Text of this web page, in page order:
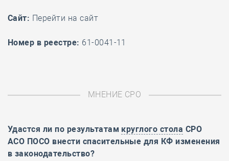
Cайт: Перейти на сайт
Номер в реестре: 61-0041-11
МНЕНИЕ СРО
Удастся ли по результатам круглого стола СРО
АСО ПОСО внести спасительные для КФ изменения
в законодательство?